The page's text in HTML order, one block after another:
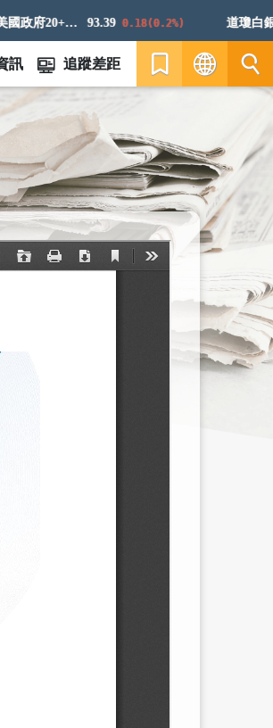
ICE美國政府20+年期債券指數 93.39 0.18(0.2%) 道瓊白銀ER
訊 追蹤差距
EN